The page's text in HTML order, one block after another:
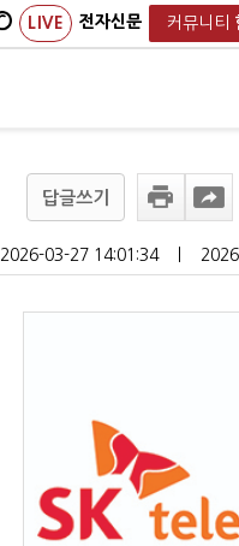
LIVE 전자신문 커뮤니티
답글쓰기
2026-03-27 14:01:34